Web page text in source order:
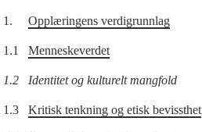
1. Opplæringens verdigrunnlag
1.1 Menneskeverdet
1.2 Identitet og kulturelt mangfold
1.3 Kritisk tenkning og etisk bevissthet